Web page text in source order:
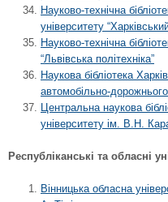
Науково-технічна
університету
Науково-технічна
“Львівська політехніка”
Наукова бібліотека
автомобільно-
Центральна наукова
університету ім. В.Н.
Республіканські та обласні
Вінницька обласна